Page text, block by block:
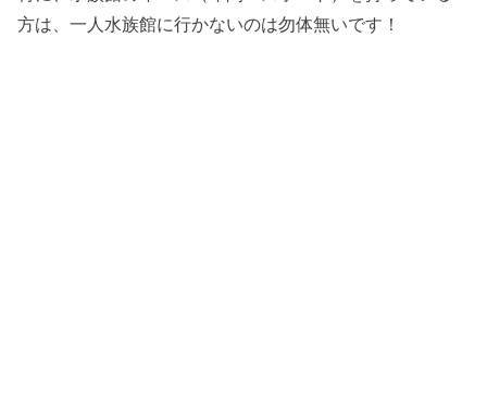
方は、一人水族館に行かないのは勿体無いです！